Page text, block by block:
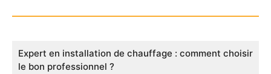
Expert en installation de chauffage : comment choisir
le bon professionnel ?